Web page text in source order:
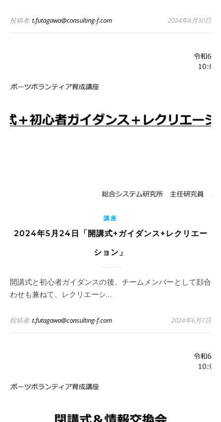
投稿者:t.futagawa@consulting-f.com 2024年6月30日
講座
2024年5月24日「開講式+ガイダンス+レクリエー
ション」
開講式と初心者ガイダンスの後、チームメンバーとして顔合
わせも兼ねて、レクリエーシ…
投稿者:t.futagawa@consulting-f.com 2024年6月7日